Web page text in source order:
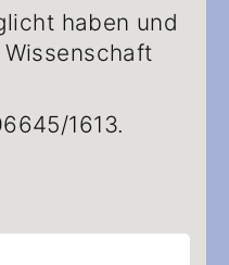
haben und
1613.